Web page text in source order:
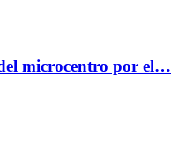
microcentro por el…